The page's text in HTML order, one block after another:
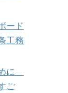
ード
工務
に
ご